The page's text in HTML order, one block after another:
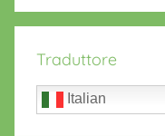
Traduttore
Italian